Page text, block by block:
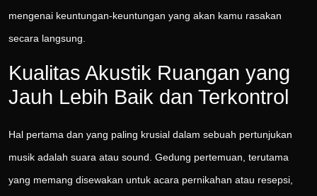
mengenai keuntungan-keuntungan yang akan kamu rasakan
secara langsung.
Kualitas Akustik Ruangan yang
Jauh Lebih Baik dan Terkontrol
Hal pertama dan yang paling krusial dalam sebuah pertunjukan
musik adalah suara atau sound. Gedung pertemuan, terutama
yang memang disewakan untuk acara pernikahan atau resepsi,